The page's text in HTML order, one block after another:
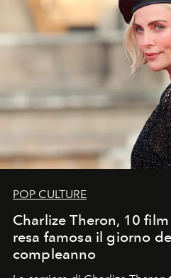
POP CULTURE
Charlize Theron, 10
resa famosa il giorno
compleanno